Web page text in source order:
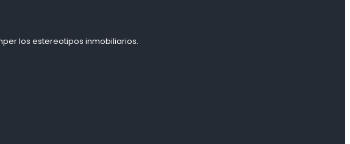
los estereotipos inmobiliarios.